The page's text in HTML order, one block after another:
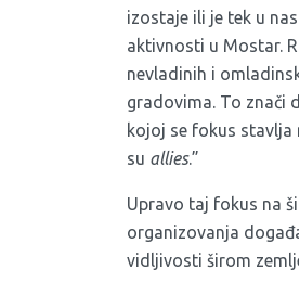
izostaje ili je tek u
aktivnosti u Mostar.
nevladinih i
gradovima. To znači
kojoj se fokus stavlja
su allies.”
Upravo taj fokus na
organizovanja
vidljivosti širom